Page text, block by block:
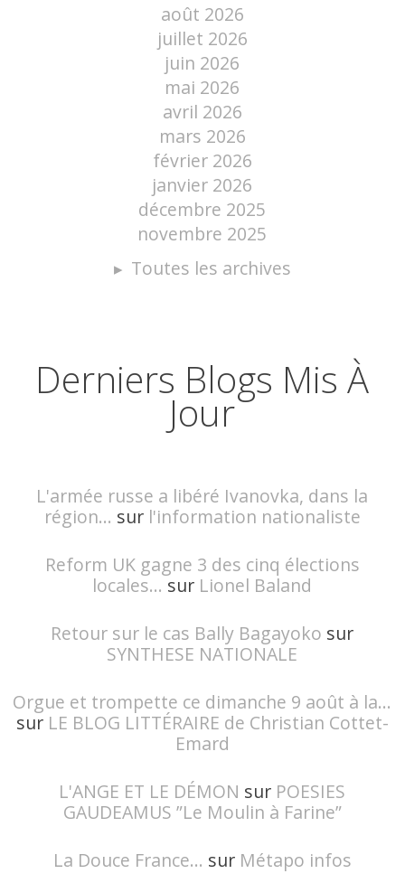
août 2026
juillet 2026
juin 2026
mai 2026
avril 2026
mars 2026
février 2026
janvier 2026
décembre 2025
novembre 2025
Toutes les archives
Derniers Blogs Mis À
Jour
L'armée russe a libéré Ivanovka, dans la
région... sur l'information nationaliste
Reform UK gagne 3 des cinq élections
locales... sur Lionel Baland
Retour sur le cas Bally Bagayoko sur
SYNTHESE NATIONALE
Orgue et trompette ce dimanche 9 août à la...
sur LE BLOG LITTÉRAIRE de Christian Cottet-
Emard
L'ANGE ET LE DÉMON sur POESIES
GAUDEAMUS ”Le Moulin à Farine”
La Douce France... sur Métapo infos